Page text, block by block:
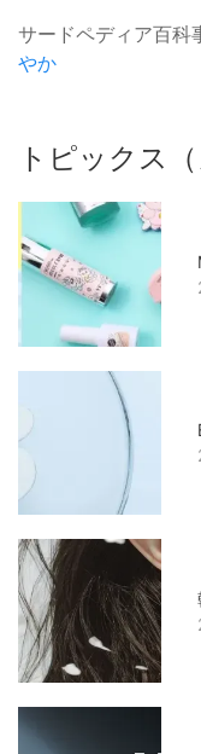
サードペディア百科
やか
トピックス